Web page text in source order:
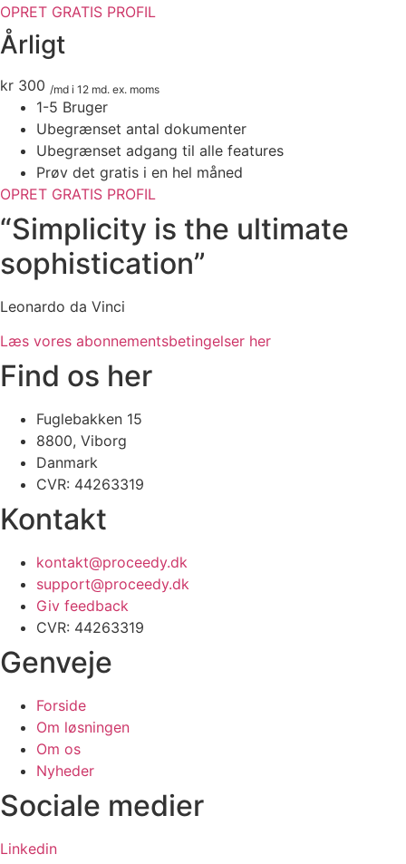
OPRET GRATIS PROFIL
Årligt
kr 300 /md i 12 md. ex. moms
1-5 Bruger
Ubegrænset antal dokumenter
Ubegrænset adgang til alle features
Prøv det gratis i en hel måned
OPRET GRATIS PROFIL
“Simplicity is the ultimate
sophistication”
Leonardo da Vinci
Læs vores abonnementsbetingelser her
Find os her
Fuglebakken 15
8800, Viborg
Danmark
CVR: 44263319
Kontakt
kontakt@proceedy.dk
support@proceedy.dk
Giv feedback
CVR: 44263319
Genveje
Forside
Om løsningen
Om os
Nyheder
Sociale medier
Linkedin